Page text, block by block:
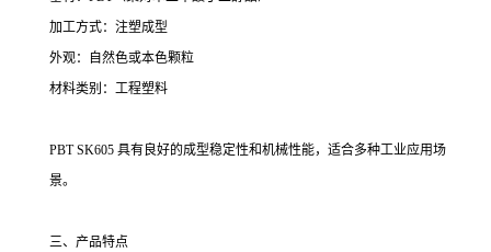
加工方式：注塑成型
外观：自然色或本色颗粒
材料类别：工程塑料
PBT SK605 具有良好的成型稳定性和机械性能，适合多种工业应用场
景。
三、产品特点